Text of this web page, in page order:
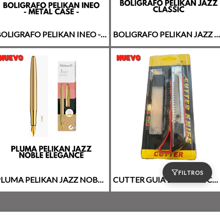
FILTROS
BOLIGRAFO PELIKAN INEO - GREEN OASIS - METAL CASE BOLIGRAFO PELIKAN JAZZ CLASSIC
PLUMA PELIKAN JAZZ NOBLE ELEGANCE CUTTER GUIA DE METAL CON REPUESTOS 18MM *EN BLISTER*